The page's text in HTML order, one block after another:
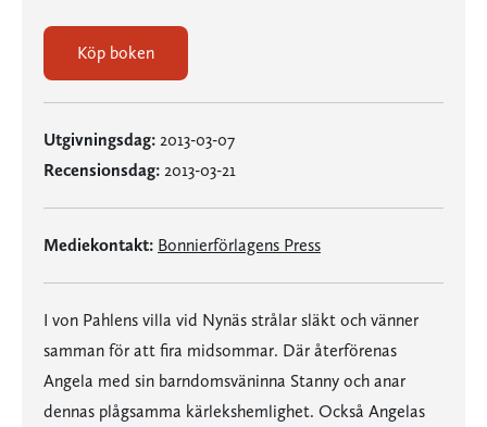
Köp boken
Utgivningsdag: 2013-03-07
Recensionsdag: 2013-03-21
Mediekontakt: Bonnierförlagens Press
I von Pahlens villa vid Nynäs strålar släkt och vänner
samman för att fira midsommar. Där återförenas
Angela med sin barndomsväninna Stanny och anar
dennas plågsamma kärlekshemlighet. Också Angelas